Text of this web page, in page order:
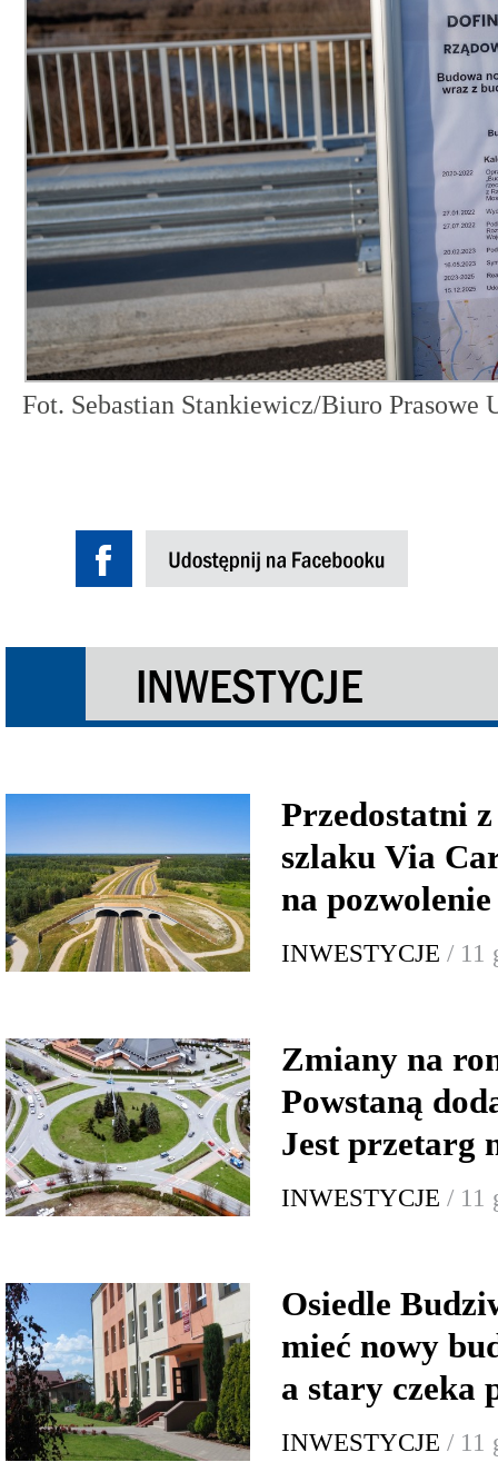
Fot. Sebastian Stankiewicz/Biuro Prasowe
INWESTYCJE
Przedostatni
szlaku Via
na
INWESTYCJE / 11
Zmiany na
Powstaną
Jest przetarg
INWESTYCJE / 11
Osiedle
mieć nowy
a stary czeka
INWESTYCJE / 11